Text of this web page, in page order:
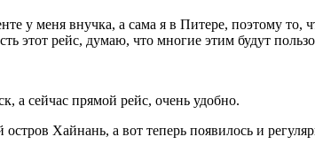
у меня внучка, а сама я в Питере, поэтому то,
этот рейс, думаю, что многие этим будут
а сейчас прямой рейс, очень удобно.
Хайнань, а вот теперь появилось и